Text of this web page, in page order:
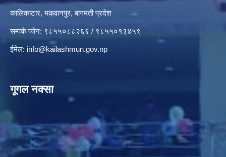
कालिकाटार, मकवानपुर, बागमती प्रदेश
सम्पर्क फोन: ९८५५०८८२६६ / ९८५५०१३४५९
ईमेल: info@kailashmun.gov.np
गूगल नक्सा